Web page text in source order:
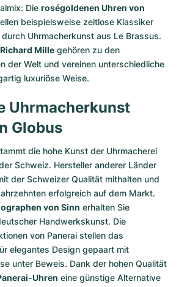
Die roségoldenen Uhren von
beispielsweise zeitlose Klassiker
Uhrmacherkunst aus Le Brassus.
Richard Mille gehören zu den
der Welt und vereinen unterschiedliche
luxuriöse Weise.
Uhrmacherkunst
Globus
die hohe Kunst der Uhrmacherei
Schweiz. Hersteller anderer Länder
der Schweizer Qualität mithalten und
erfolgreich auf dem Markt.
von Sinn erhalten Sie
Handwerkskunst. Die
von Panerai stellen das
elegantes Design gepaart mit
unter Beweis. Dank der hohen Qualität
Uhren eine günstige Alternative